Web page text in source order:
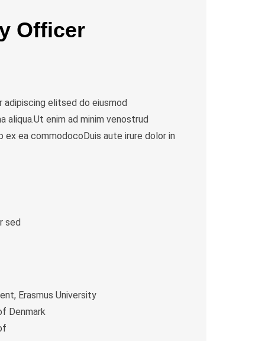
Officer
elitsed do eiusmod
enim ad minim venostrud
ea commodocoDuis aute irure dolor in
sed
Erasmus University
Denmark